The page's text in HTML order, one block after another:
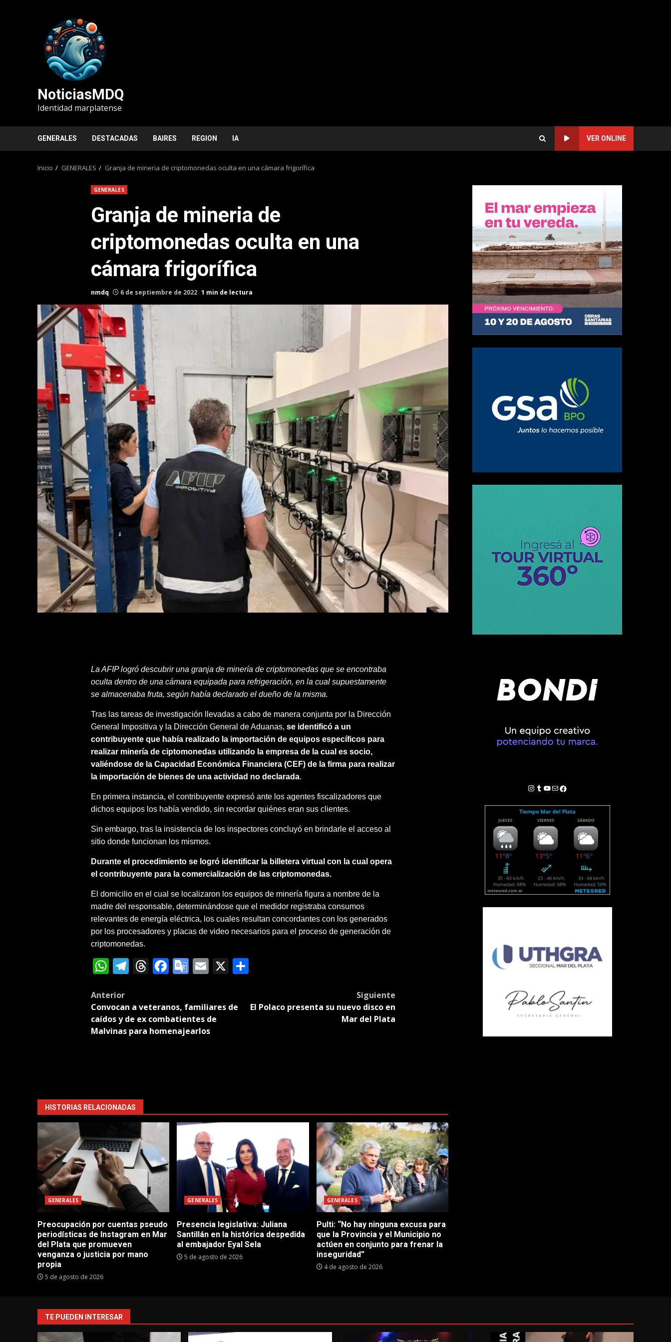
NoticiasMDQ
Identidad marplatense
GENERALES DESTACADAS BAIRES REGION IA VER ONLINE
Inicio GENERALES Granja de mineria de criptomonedas oculta en una cámara frigorífica
GENERALES
Granja de mineria de
criptomonedas oculta en una
cámara frigorífica
nmdq 6 de septiembre de 2022 1 min de lectura
La AFIP logró descubrir una granja de minería de criptomonedas que se encontraba
oculta dentro de una cámara equipada para refrigeración, en la cual supuestamente
se almacenaba fruta, según había declarado el dueño de la misma.
Tras las tareas de investigación llevadas a cabo de manera conjunta por la Dirección
General Impositiva y la Dirección General de Aduanas, se identificó a un
contribuyente que había realizado la importación de equipos específicos para
realizar minería de ciptomonedas utilizando la empresa de la cual es socio,
valiéndose de la Capacidad Económica Financiera (CEF) de la firma para realizar
la importación de bienes de una actividad no declarada.
En primera instancia, el contribuyente expresó ante los agentes fiscalizadores que
dichos equipos los había vendido, sin recordar quiénes eran sus clientes.
Sin embargo, tras la insistencia de los inspectores concluyó en brindarle el acceso al
sitio donde funcionan los mismos.
Durante el procedimiento se logró identificar la billetera virtual con la cual opera
el contribuyente para la comercialización de las criptomonedas.
El domicilio en el cual se localizaron los equipos de minería figura a nombre de la
madre del responsable, determinándose que el medidor registraba consumos
relevantes de energía eléctrica, los cuales resultan concordantes con los generados
por los procesadores y placas de video necesarios para el proceso de generación de
criptomonedas.
WhatsApp
Telegram
Threads
Facebook
Google
Email
X Compartir
Post
navigation
Anterior
Convocan a veteranos, familiares de
caídos y de ex combatientes de
Malvinas para homenajearlos
Siguiente
El Polaco presenta su nuevo disco en
Mar del Plata
HISTORIAS RELACIONADAS
GENERALES
Preocupación por cuentas pseudo
periodísticas de Instagram en Mar
del Plata que promueven
venganza o justicia por mano
propia
5 de agosto de 2026
GENERALES
Presencia legislativa: Juliana
Santillán en la histórica despedida
al embajador Eyal Sela
5 de agosto de 2026
GENERALES
Pulti: “No hay ninguna excusa para
que la Provincia y el Municipio no
actúen en conjunto para frenar la
inseguridad”
4 de agosto de 2026
Instagram
Tumblr
YouTube
Correo electrónico
Facebook
TE PUEDEN INTERESAR